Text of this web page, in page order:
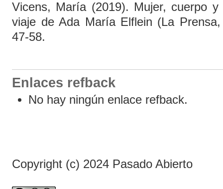
Vicens, María (2019). Mujer, cuerpo
viaje de Ada María Elflein (La
47-58.
Enlaces refback
No hay ningún enlace refback.
Copyright (c) 2024 Pasado Abierto